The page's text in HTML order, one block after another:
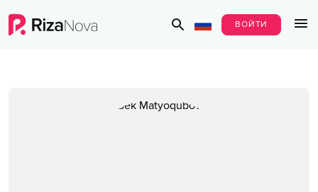
ВОЙТИ